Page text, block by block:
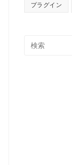
プラグイン